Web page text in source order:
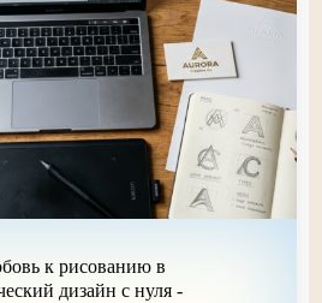
к рисованию в
дизайн с нуля -